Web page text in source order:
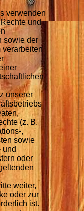
verwenden
und
sowie der
verarbeiten
unserer
(z. B.
,
sowie
und
oder
weiter,
oder zur
ist.